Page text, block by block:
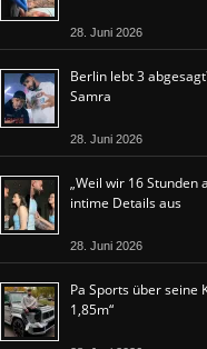
28. Juni 2026
Berlin lebt 3
Samra
28. Juni 2026
„Weil wir 16 Stunden
intime Details aus
28. Juni 2026
Pa Sports über seine
1,85m“